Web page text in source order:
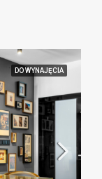
DO WYNAJĘCIA